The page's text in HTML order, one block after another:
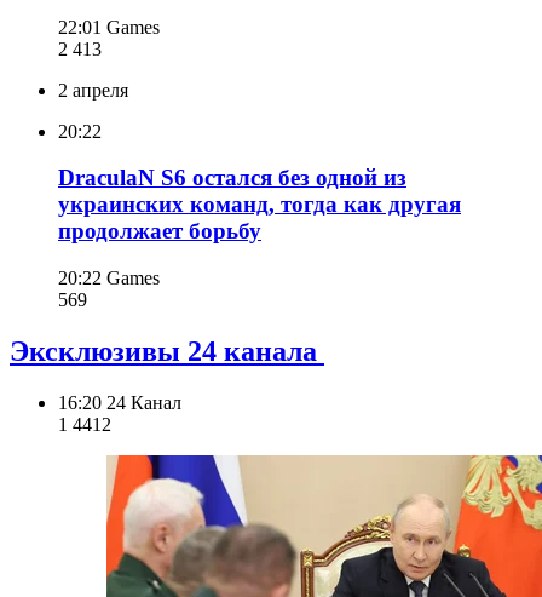
22:01 Games
2 413
2 апреля
20:22
DraculaN S6 остался без одной из
украинских команд, тогда как другая
продолжает борьбу
20:22 Games
569
Эксклюзивы 24 канала
16:20 24 Канал
1 441 2